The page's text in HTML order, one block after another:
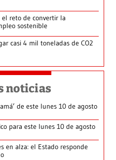
el reto de convertir la
sostenible
casi 4 mil toneladas de CO2
noticias
de este lunes 10 de agosto
para este lunes 10 de agosto
en alza: el Estado responde